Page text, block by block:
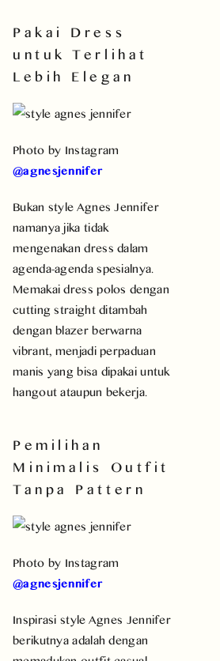
Pakai Dress
untuk Terlihat
Lebih Elegan
Photo by Instagram
@agnesjennifer
Bukan style Agnes Jennifer
namanya jika tidak
mengenakan dress dalam
agenda-agenda spesialnya.
Memakai dress polos dengan
cutting straight ditambah
dengan blazer berwarna
vibrant, menjadi perpaduan
manis yang bisa dipakai untuk
hangout ataupun bekerja.
Pemilihan
Minimalis Outfit
Tanpa Pattern
Photo by Instagram
@agnesjennifer
Inspirasi style Agnes Jennifer
berikutnya adalah dengan